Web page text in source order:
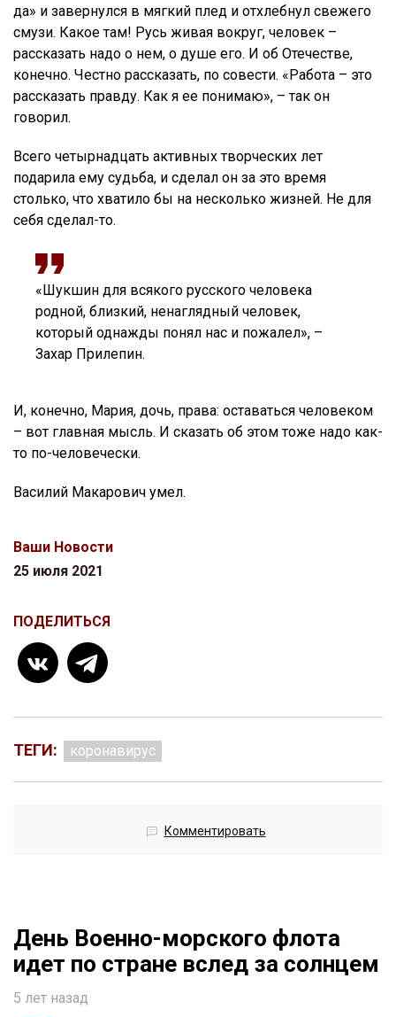
да» и завернулся в мягкий плед и отхлебнул свежего
смузи. Какое там! Русь живая вокруг, человек –
рассказать надо о нем, о душе его. И об Отечестве,
конечно. Честно рассказать, по совести. «Работа – это
рассказать правду. Как я ее понимаю», – так он
говорил.
Всего четырнадцать активных творческих лет
подарила ему судьба, и сделал он за это время
столько, что хватило бы на несколько жизней. Не для
себя сделал-то.
«Шукшин для всякого русского человека
родной, близкий, ненаглядный человек,
который однажды понял нас и пожалел», –
Захар Прилепин.
И, конечно, Мария, дочь, права: оставаться человеком
– вот главная мысль. И сказать об этом тоже надо как-
то по-человечески.
Василий Макарович умел.
Ваши Новости
25 июля 2021
ПОДЕЛИТЬСЯ
ТЕГИ: коронавирус
Комментировать
День Военно-морского флота
идет по стране вслед за солнцем
5 лет назад